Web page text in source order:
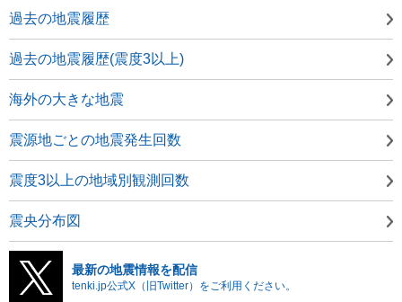
過去の地震履歴
過去の地震履歴(震度3以上)
海外の大きな地震
震源地ごとの地震発生回数
震度3以上の地域別観測回数
震央分布図
最新の地震情報を配信
tenki.jp公式X（旧Twitter）をご利用ください。